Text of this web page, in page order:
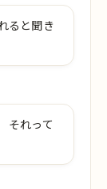
ると聞き
それって